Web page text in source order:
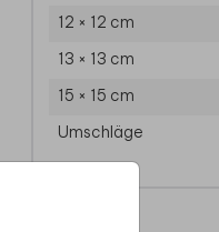
12 × 12 cm
13 × 13 cm
15 × 15 cm
Umschläge